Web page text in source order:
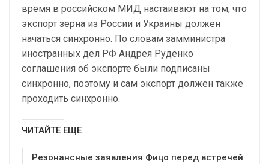
время в российском МИД настаивают на том, что
экспорт зерна из России и Украины должен
начаться синхронно. По словам замминистра
иностранных дел РФ Андрея Руденко
соглашения об экспорте были подписаны
синхронно, поэтому и сам экспорт должен также
проходить синхронно.
ЧИТАЙТЕ ЕЩЕ
Резонансные заявления Фицо перед встречей